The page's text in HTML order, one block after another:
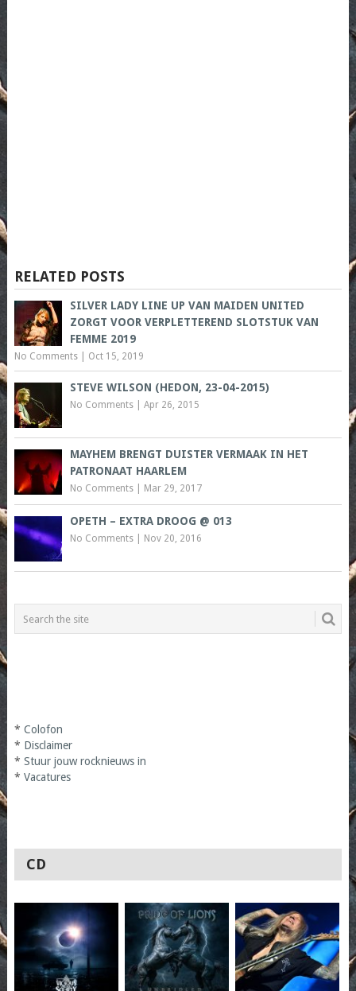
RELATED POSTS
SILVER LADY LINE UP VAN MAIDEN UNITED
ZORGT VOOR VERPLETTEREND SLOTSTUK VAN
FEMME 2019
No Comments| Oct 15, 2019
STEVE WILSON (HEDON, 23-04-2015)
No Comments| Apr 26, 2015
MAYHEM BRENGT DUISTER VERMAAK IN HET
PATRONAAT HAARLEM
No Comments| Mar 29, 2017
OPETH – EXTRA DROOG @ 013
No Comments| Nov 20, 2016
* Colofon
* Disclaimer
* Stuur jouw rocknieuws in
* Vacatures
CD